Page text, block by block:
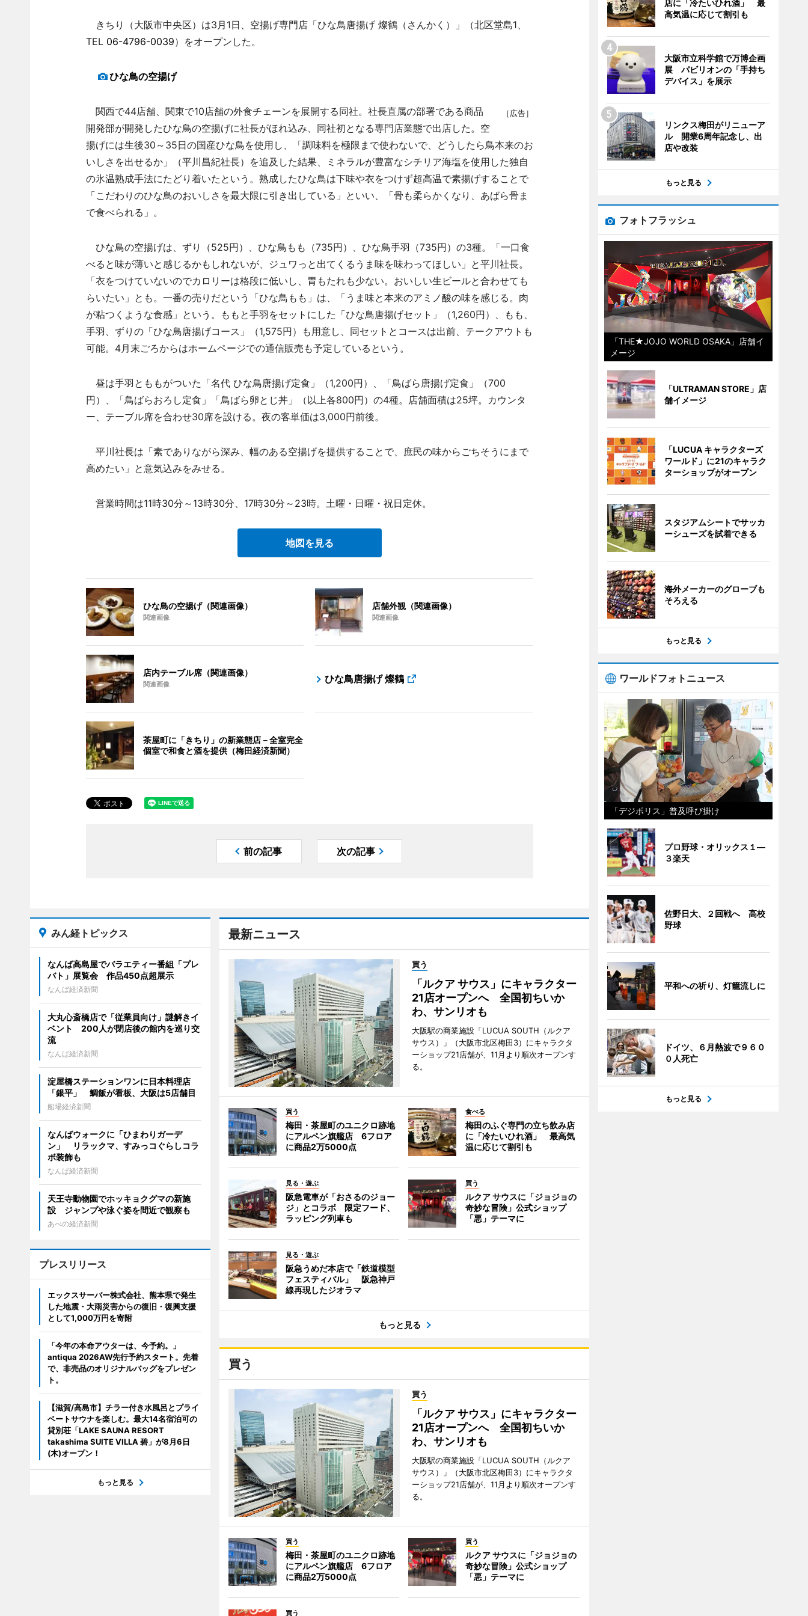
きちり（大阪市中央区）は3月1日、空揚げ専門店「ひな鳥唐揚げ 燦鶴（さんかく）」（北区堂島1、
TEL 06-4796-0039）をオープンした。
ひな鳥の空揚げ
［広告］
関西で44店舗、関東で10店舗の外食チェーンを展開する同社。社長直属の部署である商品
開発部が開発したひな鳥の空揚げに社長がほれ込み、同社初となる専門店業態で出店した。空
揚げには生後30～35日の国産ひな鳥を使用し、「調味料を極限まで使わないで、どうしたら鳥本来のお
いしさを出せるか」（平川昌紀社長）を追及した結果、ミネラルが豊富なシチリア海塩を使用した独自
の氷温熟成手法にたどり着いたという。熟成したひな鳥は下味や衣をつけず超高温で素揚げすることで
「こだわりのひな鳥のおいしさを最大限に引き出している」といい、「骨も柔らかくなり、あばら骨ま
で食べられる」。
ひな鳥の空揚げは、ずり（525円）、ひな鳥もも（735円）、ひな鳥手羽（735円）の3種。「一口食
べると味が薄いと感じるかもしれないが、ジュワっと出てくるうま味を味わってほしい」と平川社長。
「衣をつけていないのでカロリーは格段に低いし、胃もたれも少ない。おいしい生ビールと合わせても
らいたい」とも。一番の売りだという「ひな鳥もも」は、「うま味と本来のアミノ酸の味を感じる。肉
が粘つくような食感」という。ももと手羽をセットにした「ひな鳥唐揚げセット」（1,260円）、もも、
手羽、ずりの「ひな鳥唐揚げコース」（1,575円）も用意し、同セットとコースは出前、テークアウトも
可能。4月末ごろからはホームページでの通信販売も予定しているという。
昼は手羽とももがついた「名代 ひな鳥唐揚げ定食」（1,200円）、「鳥ばら唐揚げ定食」（700
円）、「鳥ばらおろし定食」「鳥ばら卵とじ丼」（以上各800円）の4種。店舗面積は25坪。カウンタ
ー、テーブル席を合わせ30席を設ける。夜の客単価は3,000円前後。
平川社長は「素でありながら深み、幅のある空揚げを提供することで、庶民の味からごちそうにまで
高めたい」と意気込みをみせる。
営業時間は11時30分～13時30分、17時30分～23時。土曜・日曜・祝日定休。
地図を見る
ひな鳥の空揚げ（関連画像）
関連画像
店舗外観（関連画像）
関連画像
店内テーブル席（関連画像）
関連画像 ひな鳥唐揚げ 燦鶴
茶屋町に「きちり」の新業態店－全室完全
個室で和食と酒を提供（梅田経済新聞）
前の記事 次の記事
最新ニュース
買う
「ルクア サウス」にキャラクター
21店オープンへ 全国初ちいか
わ、サンリオも
大阪駅の商業施設「LUCUA SOUTH（ルクア
サウス）」（大阪市北区梅田3）にキャラクタ
ーショップ21店舗が、11月より順次オープンす
る。
買う
梅田・茶屋町のユニクロ跡地
にアルペン旗艦店 6フロア
に商品2万5000点
食べる
梅田のふぐ専門の立ち飲み店
に「冷たいひれ酒」 最高気
温に応じて割引も
見る・遊ぶ
阪急電車が「おさるのジョー
ジ」とコラボ 限定フード、
ラッピング列車も
買う
ルクア サウスに「ジョジョの
奇妙な冒険」公式ショップ
「悪」テーマに
見る・遊ぶ
阪急うめだ本店で「鉄道模型
フェスティバル」 阪急神戸
線再現したジオラマ
もっと見る
買う
買う
「ルクア サウス」にキャラクター
21店オープンへ 全国初ちいか
わ、サンリオも
大阪駅の商業施設「LUCUA SOUTH（ルクア
サウス）」（大阪市北区梅田3）にキャラクタ
ーショップ21店舗が、11月より順次オープンす
る。
買う
梅田・茶屋町のユニクロ跡地
にアルペン旗艦店 6フロア
に商品2万5000点
買う
ルクア サウスに「ジョジョの
奇妙な冒険」公式ショップ
「悪」テーマに
買う
みん経トピックス
なんば高島屋でバラエティー番組「プレ
バト」展覧会 作品450点超展示
なんば経済新聞
大丸心斎橋店で「従業員向け」謎解きイ
ベント 200人が閉店後の館内を巡り交
流
なんば経済新聞
淀屋橋ステーションワンに日本料理店
「銀平」 鯛飯が看板、大阪は5店舗目
船場経済新聞
なんばウォークに「ひまわりガーデ
ン」 リラックマ、すみっコぐらしコラ
ボ装飾も
なんば経済新聞
天王寺動物園でホッキョクグマの新施
設 ジャンプや泳ぐ姿を間近で観察も
あべの経済新聞
プレスリリース
エックスサーバー株式会社、熊本県で発生
した地震・大雨災害からの復旧・復興支援
として1,000万円を寄附
「今年の本命アウターは、今予約。」
antiqua 2026AW先行予約スタート。先着
で、非売品のオリジナルバッグをプレゼン
ト。
【滋賀/高島市】チラー付き水風呂とプライ
ベートサウナを楽しむ。最大14名宿泊可の
貸別荘「LAKE SAUNA RESORT
takashima SUITE VILLA 碧」が8月6日
(木)オープン！
もっと見る
店に「冷たいひれ酒」 最
高気温に応じて割引も
大阪市立科学館で万博企画
展 パビリオンの「手持ち
デバイス」を展示
リンクス梅田がリニューア
ル 開業6周年記念し、出
店や改装
もっと見る
フォトフラッシュ
「THE★JOJO WORLD OSAKA」店舗イ
メージ
「ULTRAMAN STORE」店
舗イメージ
「LUCUA キャラクターズ
ワールド」に21のキャラク
ターショップがオープン
スタジアムシートでサッカ
ーシューズを試着できる
海外メーカーのグローブも
そろえる
もっと見る
ワールドフォトニュース
「デジポリス」普及呼び掛け
プロ野球・オリックス１―
３楽天
佐野日大、２回戦へ 高校
野球
平和への祈り、灯籠流しに
ドイツ、６月熱波で９６０
０人死亡
もっと見る